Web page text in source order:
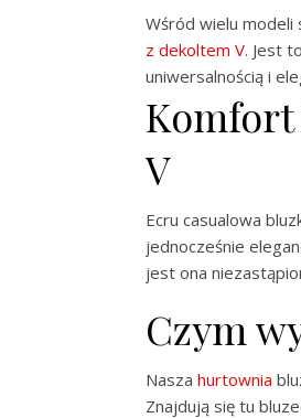
Wśród wielu modeli
z dekoltem V. Jest
uniwersalnością i
V
Ecru casualowa
jednocześnie
jest ona
Czym
Nasza hurtownia
Znajdują się tu